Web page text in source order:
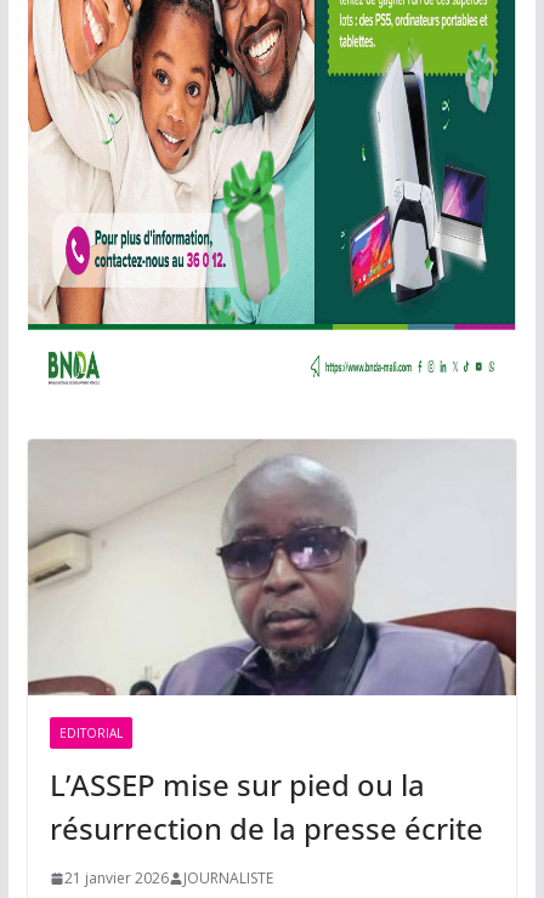
EDITORIAL
L’ASSEP mise sur pied ou la
résurrection de la presse écrite
21 janvier 2026 JOURNALISTE